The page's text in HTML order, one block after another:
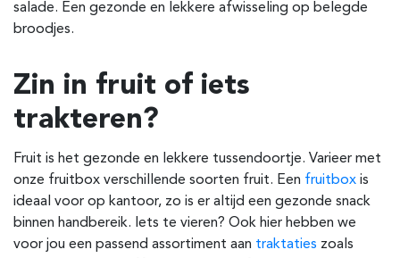
salade. Een gezonde en lekkere afwisseling op belegde
broodjes.
Zin in fruit of iets
trakteren?
Fruit is het gezonde en lekkere tussendoortje. Varieer met
onze fruitbox verschillende soorten fruit. Een fruitbox is
ideaal voor op kantoor, zo is er altijd een gezonde snack
binnen handbereik. Iets te vieren? Ook hier hebben we
voor jou een passend assortiment aan traktaties zoals